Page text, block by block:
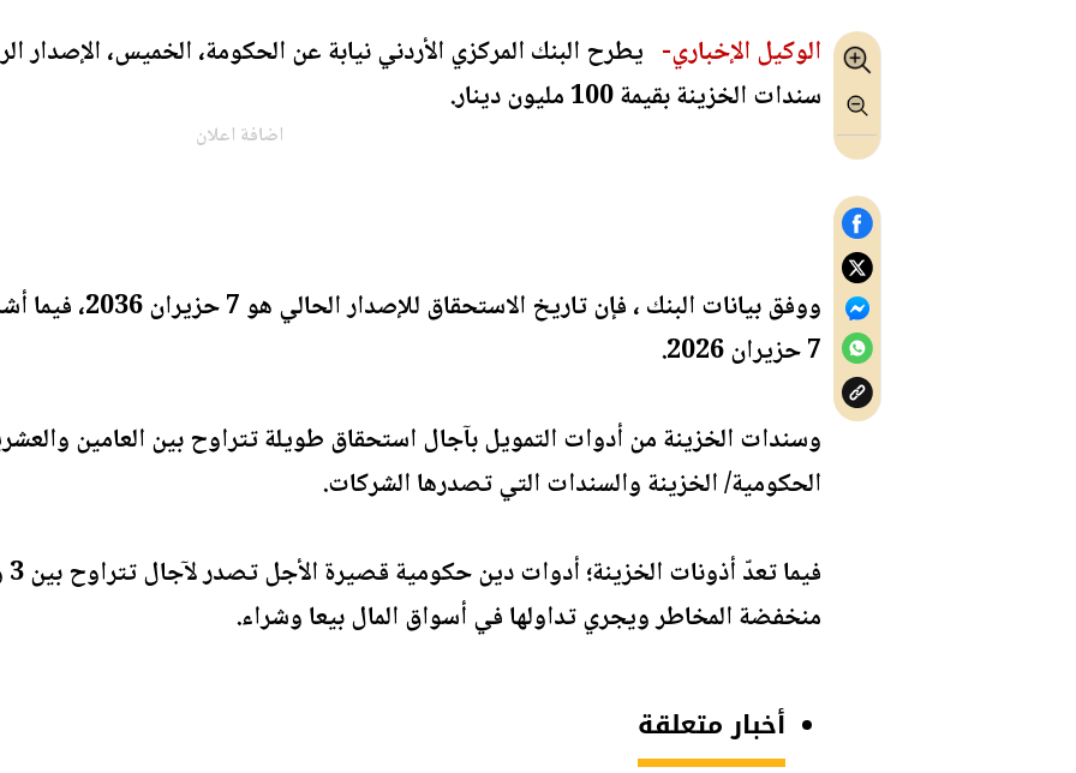
الوكيل الإخباري- يطرح البنك المركزي الأردني نيابة عن الحكومة، الخميس، الإصدار
سندات الخزينة بقيمة 100 مليون دينار.
اضافة اعلان
ووفق بيانات البنك ،
7 حزيران 2026.
وسندات الخزينة من أدوات التمويل بآجال استحقاق طويلة تتراوح بين العامين
الحكومية/ الخزينة والسندات التي تصدرها الشركات.
منخفضة المخاطر ويجري تداولها في أسواق المال بيعا وشراء.
أخبار متعلقة